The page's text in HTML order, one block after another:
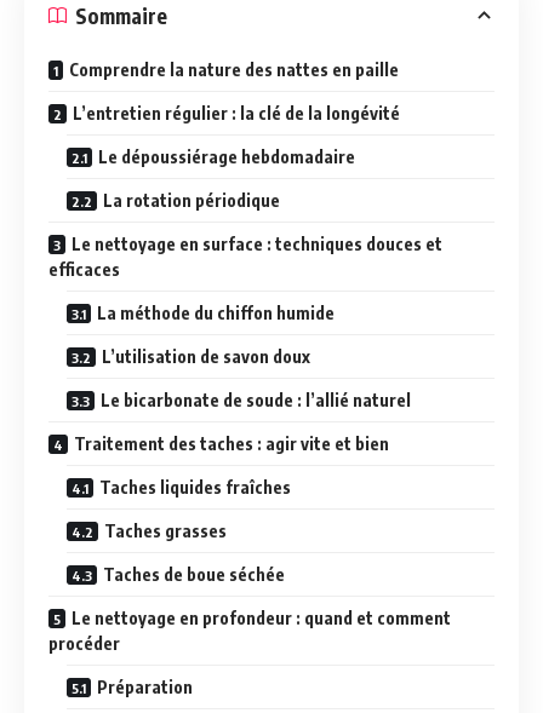
Sommaire
Comprendre la nature des nattes en paille
L’entretien régulier : la clé de la longévité
Le dépoussiérage hebdomadaire
La rotation périodique
Le nettoyage en surface : techniques douces et
efficaces
La méthode du chiffon humide
L’utilisation de savon doux
Le bicarbonate de soude : l’allié naturel
Traitement des taches : agir vite et bien
Taches liquides fraîches
Taches grasses
Taches de boue séchée
Le nettoyage en profondeur : quand et comment
procéder
Préparation